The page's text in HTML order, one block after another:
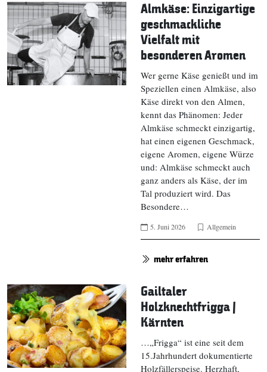
Almkäse: Einzigartige
geschmackliche
Vielfalt mit
besonderen Aromen
Wer gerne Käse genießt und im
Speziellen einen Almkäse, also
Käse direkt von den Almen,
kennt das Phänomen: Jeder
Almkäse schmeckt einzigartig,
hat einen eigenen Geschmack,
eigene Aromen, eigene Würze
und: Almkäse schmeckt auch
ganz anders als Käse, der im
Tal produziert wird. Das
Besondere…
5. Juni 2026 Allgemein
mehr erfahren
Gailtaler
Holzknechtfrigga |
Kärnten
…„Frigga“ ist eine seit dem
15.Jahrhundert dokumentierte
Holzfällerspeise. Herzhaft,